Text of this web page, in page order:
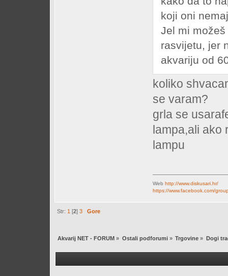
koji oni
Jel mi
rasvijetu, jer
akvariju od
koliko
se varam?
grla se
lampa,ali ako
lampu
Web http://www.diskusari.hr/
https://www.facebook.com/
Str: 1 [2]3 Gore
Akvarij NET - FORUM » Ostali podforumi» Trgovine » Dogi